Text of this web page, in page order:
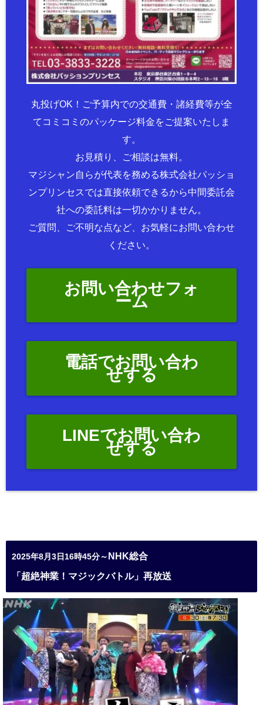
丸投げOK！ご予算内での交通費・諸経費等が全
てコミコミのパッケージ料金をご提案いたしま
す。
お見積り、ご相談は無料。
マジシャン自らが代表を務める株式会社パッショ
ンプリンセスでは直接依頼できるから中間委託会
社への委託料は一切かかりません。
ご質問、ご不明な点など、お気軽にお問い合わせ
ください。
お問い合わせフォ
ーム
電話でお問い合わ
せする
LINEでお問い合わ
せする
2025年8月3日16時45分～ NHK総合
「超絶神業！マジックバトル」再放送